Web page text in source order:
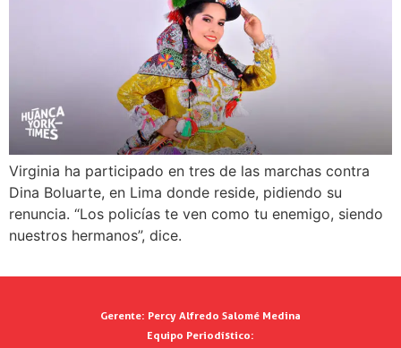
Virginia ha participado en tres de las marchas contra
Dina Boluarte, en Lima donde reside, pidiendo su
renuncia. “Los policías te ven como tu enemigo, siendo
nuestros hermanos”, dice.
Gerente: Percy Alfredo Salomé Medina
Equipo Periodístico: